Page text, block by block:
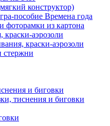
конструктор)
пособие Времена года
фоторамки из картона
краски-аэрозоли
краски-аэрозоли
стержни
и биговки
тиснения и биговки